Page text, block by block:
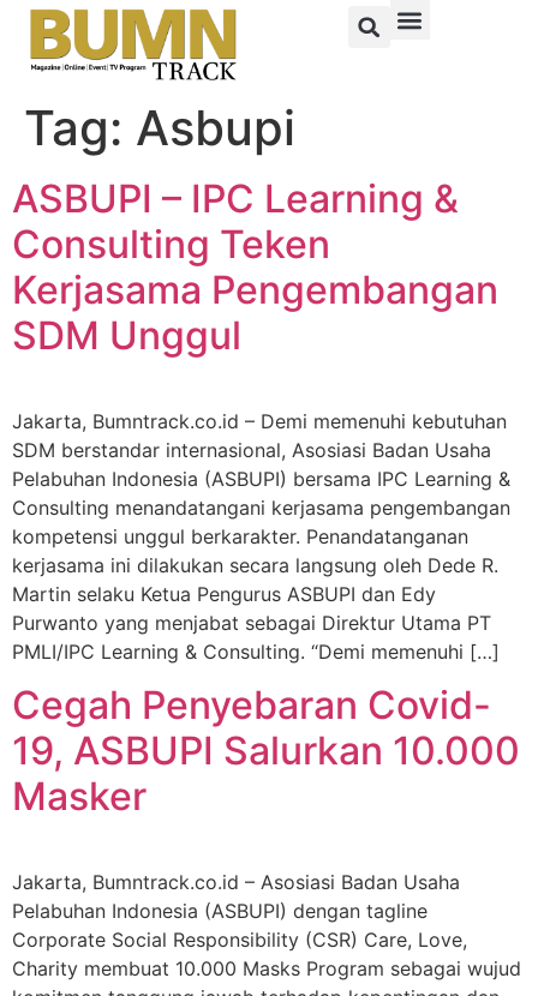
Tag: Asbupi
ASBUPI – IPC Learning &
Consulting Teken
Kerjasama Pengembangan
SDM Unggul
Jakarta, Bumntrack.co.id – Demi memenuhi kebutuhan
SDM berstandar internasional, Asosiasi Badan Usaha
Pelabuhan Indonesia (ASBUPI) bersama IPC Learning &
Consulting menandatangani kerjasama pengembangan
kompetensi unggul berkarakter. Penandatanganan
kerjasama ini dilakukan secara langsung oleh Dede R.
Martin selaku Ketua Pengurus ASBUPI dan Edy
Purwanto yang menjabat sebagai Direktur Utama PT
PMLI/IPC Learning & Consulting. “Demi memenuhi […]
Cegah Penyebaran Covid-
19, ASBUPI Salurkan 10.000
Masker
Jakarta, Bumntrack.co.id – Asosiasi Badan Usaha
Pelabuhan Indonesia (ASBUPI) dengan tagline
Corporate Social Responsibility (CSR) Care, Love,
Charity membuat 10.000 Masks Program sebagai wujud